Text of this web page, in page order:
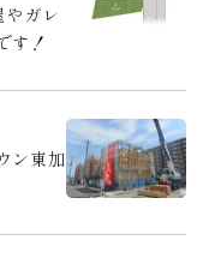
やガレ
す！
ン東加